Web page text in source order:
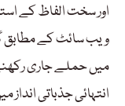
اور سخت الفاظ کے
ویب سائٹ کے مطابق
میں حملے جاری
انتہائی جذباتی